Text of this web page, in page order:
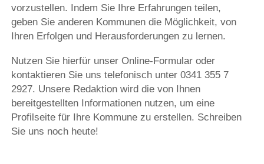
vorzustellen. Indem Sie Ihre Erfahrungen teilen,
geben Sie anderen Kommunen die Möglichkeit, von
Ihren Erfolgen und Herausforderungen zu lernen.
Nutzen Sie hierfür unser Online-Formular oder
kontaktieren Sie uns telefonisch unter 0341 355 7
2927. Unsere Redaktion wird die von Ihnen
bereitgestellten Informationen nutzen, um eine
Profilseite für Ihre Kommune zu erstellen. Schreiben
Sie uns noch heute!